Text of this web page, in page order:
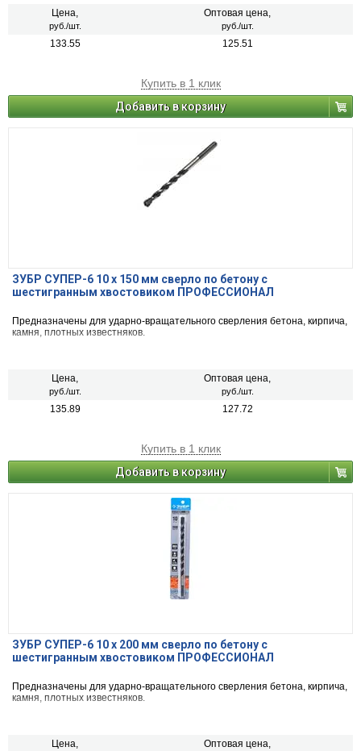
Цена,
руб./шт.
Оптовая цена,
руб./шт.
133.55 125.51
Купить в 1 клик
Добавить в корзину
ЗУБР СУПЕР-6 10 x 150 мм сверло по бетону с
шестигранным хвостовиком ПРОФЕССИОНАЛ
Предназначены для ударно-вращательного сверления бетона, кирпича,
камня, плотных известняков.
Цена,
руб./шт.
Оптовая цена,
руб./шт.
135.89 127.72
Купить в 1 клик
Добавить в корзину
ЗУБР СУПЕР-6 10 x 200 мм сверло по бетону с
шестигранным хвостовиком ПРОФЕССИОНАЛ
Предназначены для ударно-вращательного сверления бетона, кирпича,
камня, плотных известняков.
Цена, Оптовая цена,